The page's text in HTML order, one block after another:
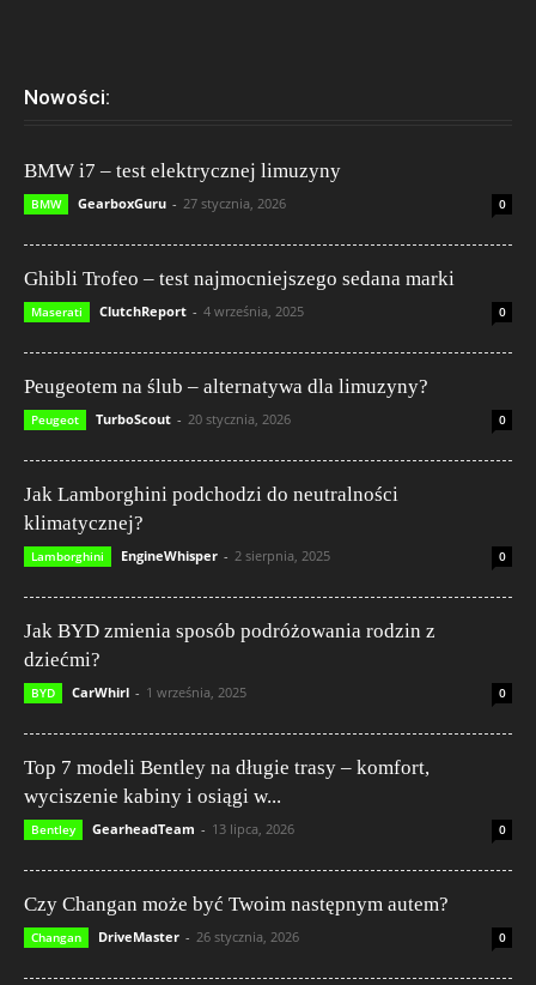
Nowości:
BMW i7 – test elektrycznej limuzyny
BMW GearboxGuru - 27 stycznia, 2026 0
Ghibli Trofeo – test najmocniejszego sedana marki
Maserati ClutchReport - 4 września, 2025 0
Peugeotem na ślub – alternatywa dla limuzyny?
Peugeot TurboScout - 20 stycznia, 2026 0
Jak Lamborghini podchodzi do neutralności
klimatycznej?
Lamborghini EngineWhisper - 2 sierpnia, 2025 0
Jak BYD zmienia sposób podróżowania rodzin z
dziećmi?
BYD CarWhirl - 1 września, 2025 0
Top 7 modeli Bentley na długie trasy – komfort,
wyciszenie kabiny i osiągi w...
Bentley GearheadTeam - 13 lipca, 2026 0
Czy Changan może być Twoim następnym autem?
Changan DriveMaster - 26 stycznia, 2026 0